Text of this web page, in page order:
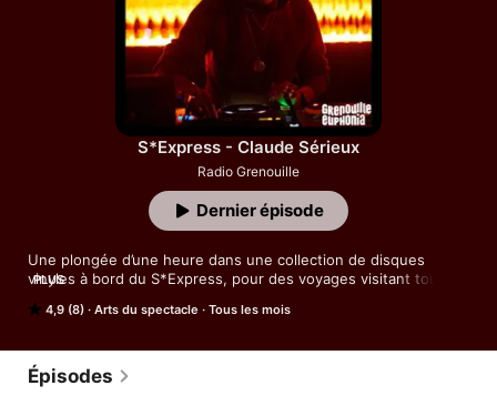
Classements
S*Express - Claude Sérieux
Radio Grenouille
4,9 (8) Arts du spectacle Tous les mois
Une plongée d’une heure dans une collection de disques
vinyles à bord du S*Express, pour des voyages visitant tous
raretés les plus étonnantes.
et mash-ups, selon l’envie et les thèmes, pour vous faire
monter la fièvre dans une ambiance before/clubbing.
PLUS
Dernier épisode
Épisodes